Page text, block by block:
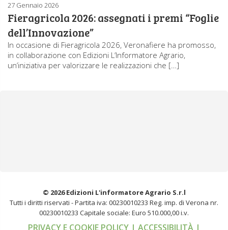
27 Gennaio 2026
Fieragricola 2026: assegnati i premi “Foglie
dell’Innovazione”
In occasione di Fieragricola 2026, Veronafiere ha promosso,
in collaborazione con Edizioni L’Informatore Agrario,
un’iniziativa per valorizzare le realizzazioni che […]
© 2026 Edizioni L'informatore Agrario S.r.l
Tutti i diritti riservati -Partita iva: 00230010233 Reg. imp. di Verona nr.
00230010233 Capitale sociale: Euro 510.000,00 i.v.
PRIVACY E COOKIE POLICY | ACCESSIBILITÀ |